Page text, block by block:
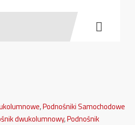
,Podnośniki Samochodowe
dwukolumnowy,Podnośnik